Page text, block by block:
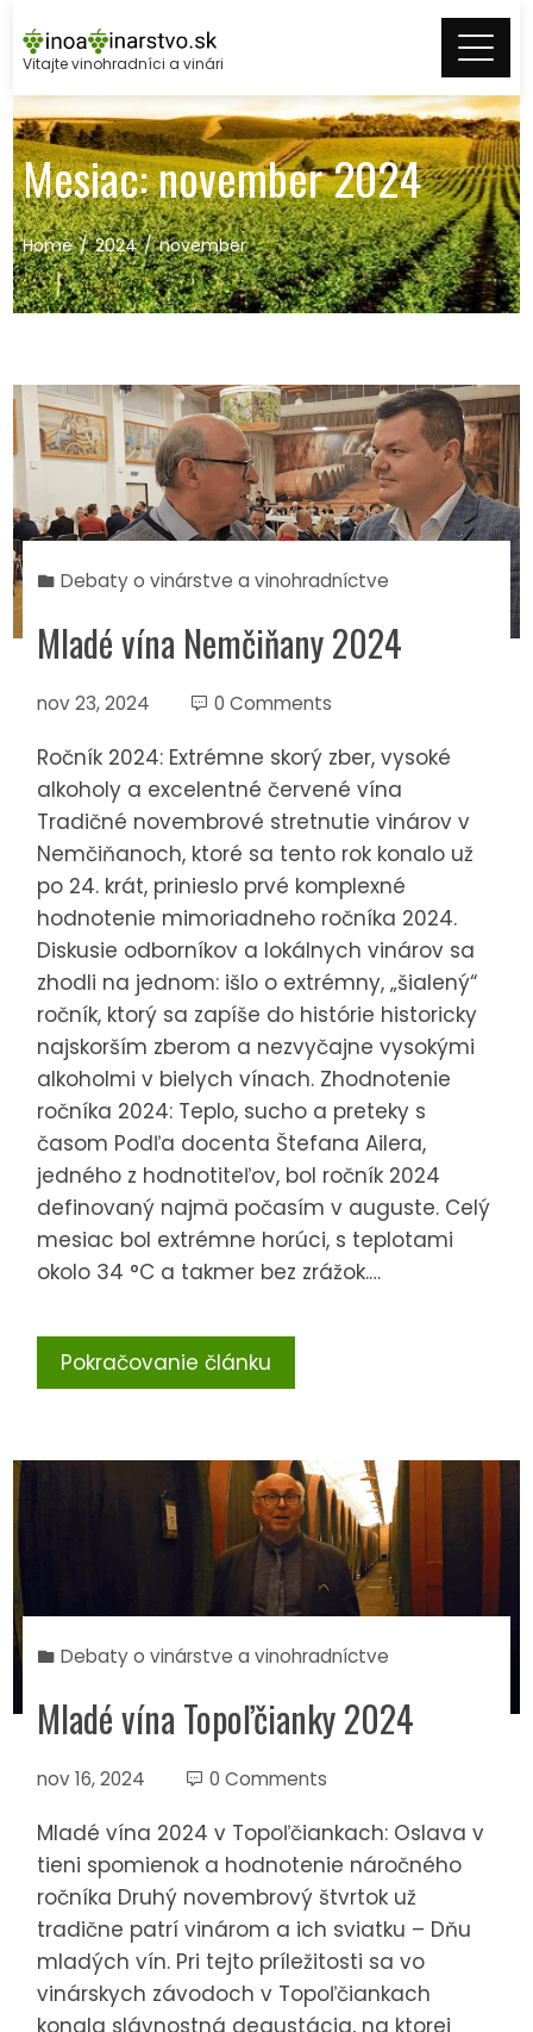
to
content
Vitajte vinohradníci a vinári
Mesiac:november 2024
Home 2024 november
Debaty o vinárstve a vinohradníctve
Mladé vína Nemčiňany 2024
nov 23, 2024 0 Comments
Ročník 2024: Extrémne skorý zber, vysoké
alkoholy a excelentné červené vína
Tradičné novembrové stretnutie vinárov v
Nemčiňanoch, ktoré sa tento rok konalo už
po 24. krát, prinieslo prvé komplexné
hodnotenie mimoriadneho ročníka 2024.
Diskusie odborníkov a lokálnych vinárov sa
zhodli na jednom: išlo o extrémny, „šialený“
ročník, ktorý sa zapíše do histórie historicky
najskorším zberom a nezvyčajne vysokými
alkoholmi v bielych vínach. Zhodnotenie
ročníka 2024: Teplo, sucho a preteky s
časom Podľa docenta Štefana Ailera,
jedného z hodnotiteľov, bol ročník 2024
definovaný najmä počasím v auguste. Celý
mesiac bol extrémne horúci, s teplotami
okolo 34 °C a takmer bez zrážok.…
Pokračovanie článku
Debaty o vinárstve a vinohradníctve
Mladé vína Topoľčianky 2024
nov 16, 2024 0 Comments
Mladé vína 2024 v Topoľčiankach: Oslava v
tieni spomienok a hodnotenie náročného
ročníka Druhý novembrový štvrtok už
tradične patrí vinárom a ich sviatku – Dňu
mladých vín. Pri tejto príležitosti sa vo
vinárskych závodoch v Topoľčiankach
konala slávnostná degustácia, na ktorej